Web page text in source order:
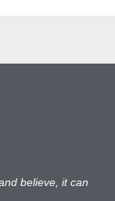
believe, it can